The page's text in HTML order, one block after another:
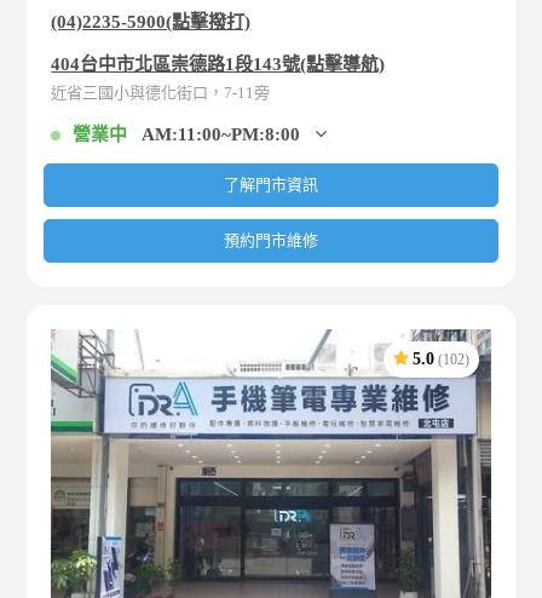
(04)2235-5900(點擊撥打)
404台中市北區崇德路1段143號(點擊導航)
近省三國小與德化街口，7-11旁
營業中 AM:11:00~PM:8:00
了解門市資訊
預約門市維修
5.0 (102)